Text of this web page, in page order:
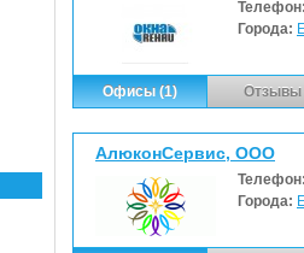
Города:
Офисы (1) Отзывы
АлюконСервис, ООО
Города: